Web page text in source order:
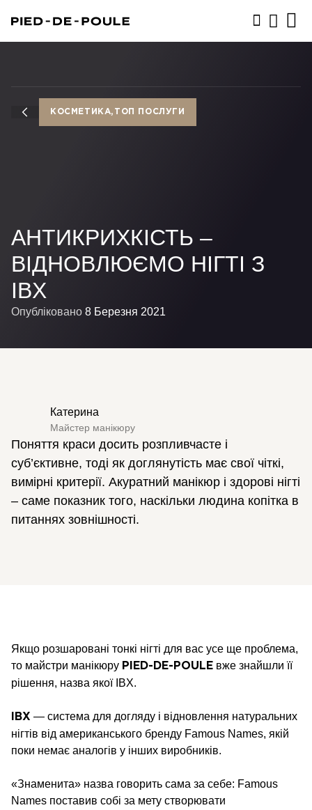
КОСМЕТИКА,ТОП ПОСЛУГИ
АНТИКРИХКІСТЬ –
ВІДНОВЛЮЄМО НІГТІ З
IBX
Опубліковано 8 Березня 2021
Катерина
Майстер манікюру
Поняття краси досить розпливчасте і
суб’єктивне, тоді як доглянутість має свої чіткі,
вимірні критерії. Акуратний манікюр і здорові нігті
– саме показник того, наскільки людина копітка в
питаннях зовнішності.
Якщо розшаровані тонкі нігті для вас усе ще проблема,
то майстри манікюру PIED-DE-POULE вже знайшли її
рішення, назва якої IBX.
IBX — система для догляду і відновлення натуральних
нігтів від американського бренду Famous Names, якій
поки немає аналогів у інших виробників.
«Знаменита» назва говорить сама за себе: Famous
Names поставив собі за мету створювати